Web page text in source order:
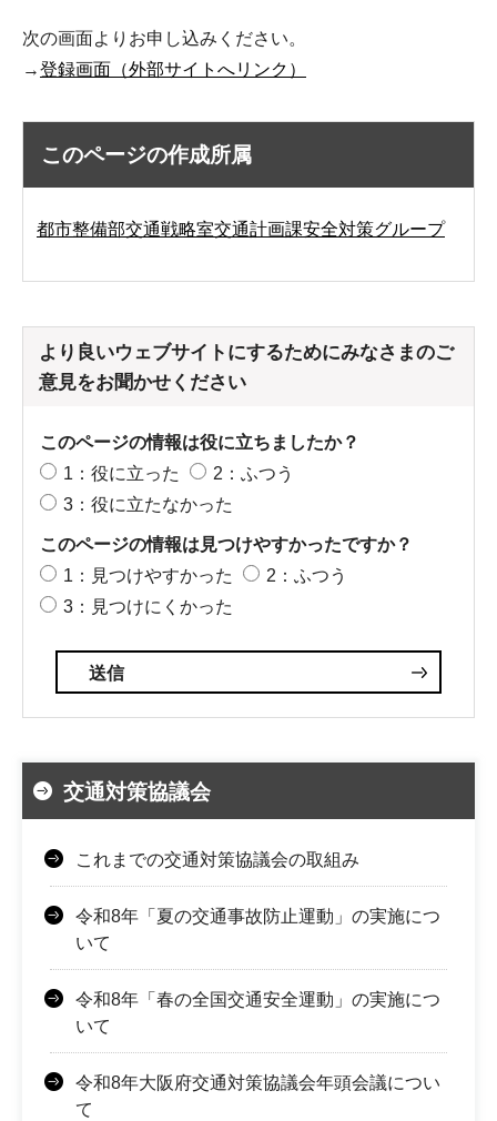
次の画面よりお申し込みください。
→登録画面（外部サイトへリンク）
このページの作成所属
都市整備部交通戦略室交通計画課安全対策グループ
より良いウェブサイトにするためにみなさまのご
意見をお聞かせください
このページの情報は役に立ちましたか？
1：役に立った
2：ふつう
3：役に立たなかった
このページの情報は見つけやすかったですか？
1：見つけやすかった
2：ふつう
3：見つけにくかった
交通対策協議会
これまでの交通対策協議会の取組み
令和8年「夏の交通事故防止運動」の実施につ
いて
令和8年「春の全国交通安全運動」の実施につ
いて
令和8年大阪府交通対策協議会年頭会議につい
て